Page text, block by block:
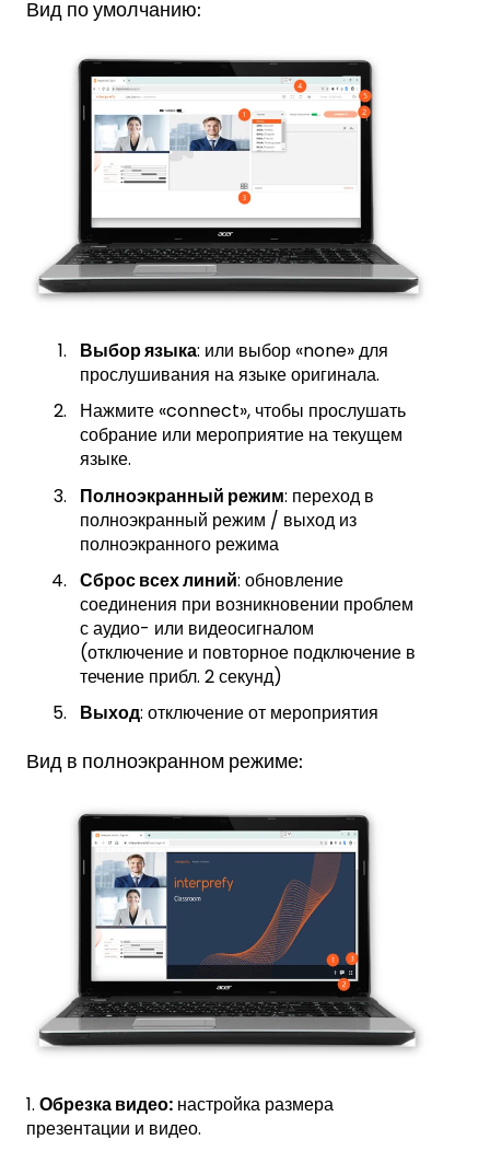
Вид по умолчанию:
Выбор языка: или выбор «none» для
прослушивания на языке оригинала.
Нажмите «connect», чтобы прослушать
собрание или мероприятие на текущем
языке.
Полноэкранный режим: переход в
полноэкранный режим / выход из
полноэкранного режима
Сброс всех линий: обновление
соединения при возникновении проблем
с аудио- или видеосигналом
(отключение и повторное подключение в
течение прибл. 2 секунд)
Выход: отключение от мероприятия
Вид в полноэкранном режиме:
1. Обрезка видео: настройка размера
презентации и видео.